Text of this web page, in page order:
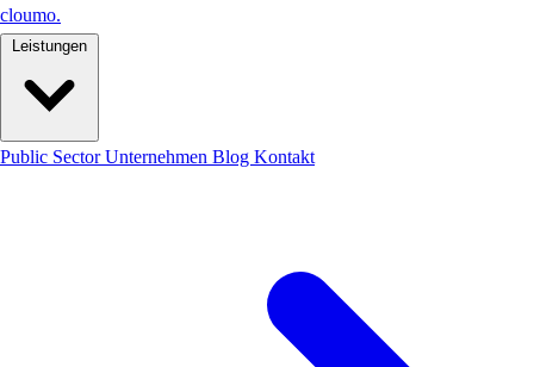
cloumo.
Public SectorUnternehmen Blog Kontakt